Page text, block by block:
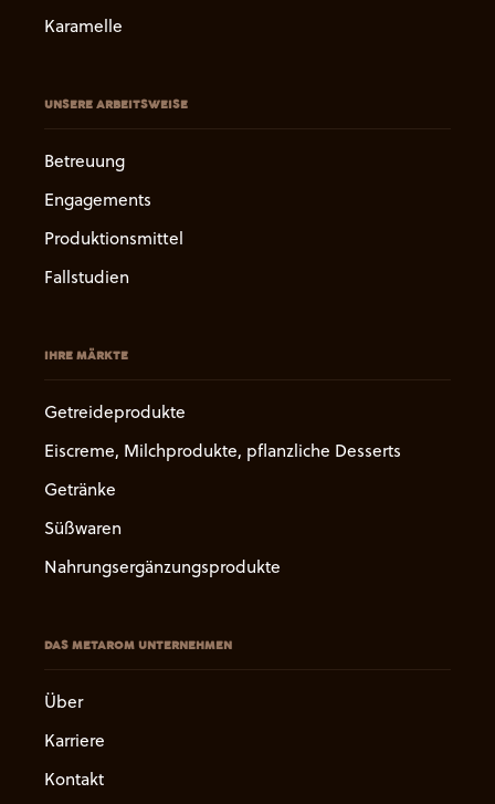
Karamelle
UNSERE ARBEITSWEISE
Betreuung
Engagements
Produktionsmittel
Fallstudien
IHRE MÄRKTE
Getreideprodukte
Eiscreme, Milchprodukte, pflanzliche Desserts
Getränke
Süßwaren
Nahrungsergänzungsprodukte
DAS METAROM UNTERNEHMEN
Über
Karriere
Kontakt